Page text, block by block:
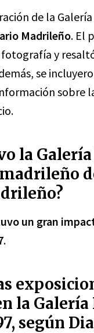
de la
Madrileño. El
y
se
sobre
la
un gran
.
la
según